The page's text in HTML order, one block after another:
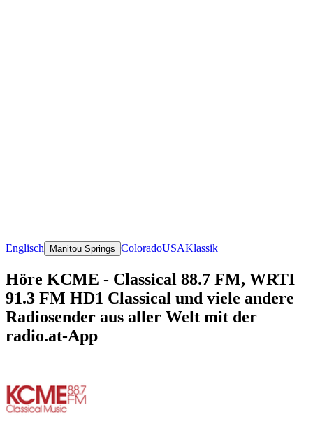
Englisch Manitou Springs ColoradoUSAKlassik
Höre KCME - Classical 88.7 FM, WRTI
91.3 FM HD1 Classical und viele andere
Radiosender aus aller Welt mit der
radio.at-App